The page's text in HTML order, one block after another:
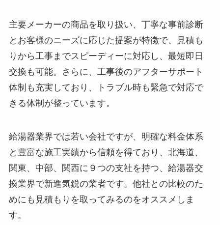
主要メーカーの商品を取り扱い、丁寧な事前診断
とお客様のニーズに応じた提案が特徴で、見積も
りから工事までスピーディーに対応し、最短即日
交換も可能。さらに、工事後のアフターサポート
体制も充実しており、トラブル時も緊急で対応で
きる体制が整っています。
給湯器業界では若い会社ですが、明確な料金体系
と豊富な施工実績から信頼を得ており、北海道、
関東、中部、関西に９つの支社を持つ、給湯器交
換業界で新進気鋭の業者です。他社との比較のた
めにも見積もりを取ってみるのをオススメしま
す。